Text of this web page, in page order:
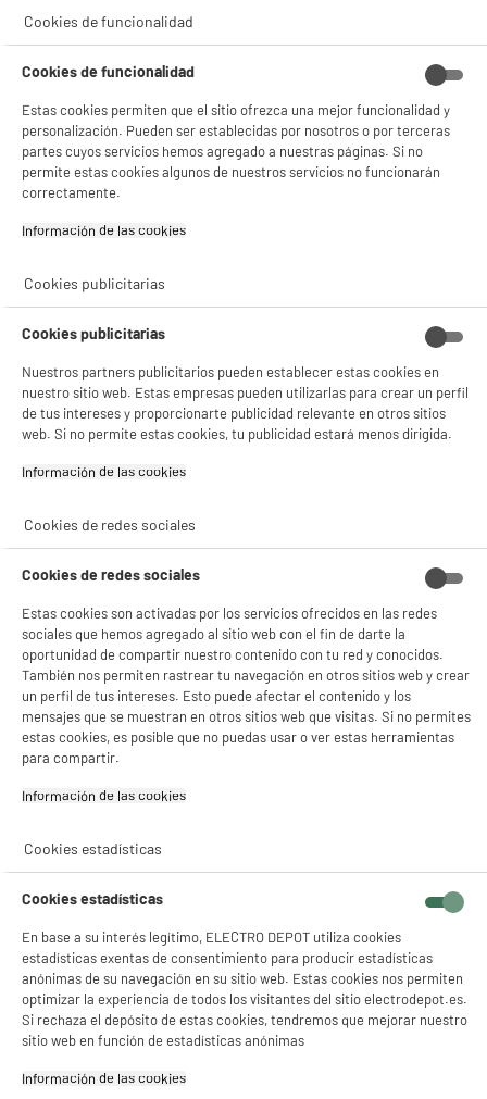
BY ELECTRODEPOT
Soporte universal para
ventosa de apertura
automática
5 €96
PRECIO IMBATIBLE
Características
Marca
Plus produit balisage 100% PRECIOS BAJOS
Características adicionales
Descubre nuestra Marca y
Productos Edenwood
Référence constructeur
UNIVERSEL PARE BRISE
Peso neto
nombre de la empresa o marca
59155 FACHES THUMESNIL
correo electrónico
PRODUCTSUPPORT@CONTAC
T.ELECTRODEPOT.FR
Código del artículo 986307
Cookies de funcionalidad
Cookies de funcionalidad
Estas cookies permiten que el sitio ofrezca una mejor funcionalidad y
personalización. Pueden ser establecidas por nosotros o por terceras
partes cuyos servicios hemos agregado a nuestras páginas. Si no
permite estas cookies algunos de nuestros servicios no funcionarán
correctamente.
Información de las cookies‎
Cookies publicitarias
Cookies publicitarias
Nuestros partners publicitarios pueden establecer estas cookies en
nuestro sitio web. Estas empresas pueden utilizarlas para crear un perfil
de tus intereses y proporcionarte publicidad relevante en otros sitios
web. Si no permite estas cookies, tu publicidad estará menos dirigida.
Información de las cookies‎
Cookies de redes sociales
Cookies de redes sociales
Estas cookies son activadas por los servicios ofrecidos en las redes
sociales que hemos agregado al sitio web con el fin de darte la
oportunidad de compartir nuestro contenido con tu red y conocidos.
También nos permiten rastrear tu navegación en otros sitios web y crear
un perfil de tus intereses. Esto puede afectar el contenido y los
mensajes que se muestran en otros sitios web que visitas. Si no permites
estas cookies, es posible que no puedas usar o ver estas herramientas
para compartir.
Información de las cookies‎
Cookies estadísticas
Cookies estadísticas
En base a su interés legítimo, ELECTRO DEPOT utiliza cookies
estadísticas exentas de consentimiento para producir estadísticas
anónimas de su navegación en su sitio web. Estas cookies nos permiten
optimizar la experiencia de todos los visitantes del sitio electrodepot.es.
Si rechaza el depósito de estas cookies, tendremos que mejorar nuestro
sitio web en función de estadísticas anónimas
Información de las cookies‎